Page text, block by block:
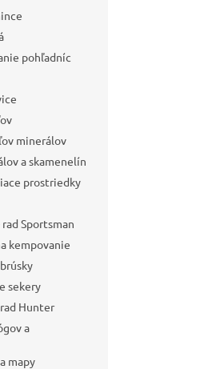
pohľadníc
minerálov
a skamenelín
prostriedky
Sportsman
kempovanie
sekery
Hunter
a
mapy